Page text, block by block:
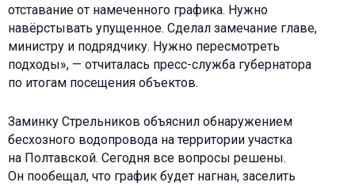
отставание от намеченного графика. Нужно
навёрстывать упущенное. Сделал замечание главе,
министру и подрядчику. Нужно пересмотреть
подходы», — отчиталась пресс-служба губернатора
по итогам посещения объектов.
Заминку Стрельников объяснил обнаружением
бесхозного водопровода на территории участка
на Полтавской. Сегодня все вопросы решены.
Он пообещал, что график будет нагнан, заселить